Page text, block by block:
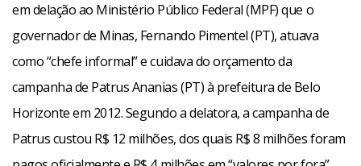
em delação ao Ministério Público Federal (MPF) que o
governador de Minas, Fernando Pimentel (PT), atuava
como “chefe informal” e cuidava do orçamento da
campanha de Patrus Ananias (PT) à prefeitura de Belo
Horizonte em 2012. Segundo a delatora, a campanha de
Patrus custou R$ 12 milhões, dos quais R$ 8 milhões foram